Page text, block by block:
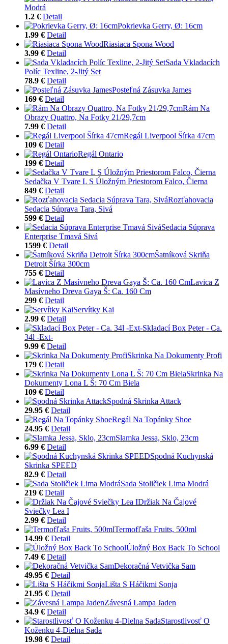
Modrá
1.2 € Detail
Pokrievka Gerry, Ø: 16cm
1.99 € Detail
Riasiaca Spona Wood
3.99 € Detail
Sada Vkladacích
Políc Texline, 2-Jitý Set
78.9 € Detail
Posteľná Zásuvka James
169 € Detail
Rám Na
Obrazy Quattro, Na Fotky 21/29,7cm
7.99 € Detail
Regál Liverpool Šírka 47cm
109 € Detail
Regál Ontario
199 € Detail
Sedačka V Tvare L S Úložným Priestorom Falco, Čierna
849 € Detail
Rozťahovacia
Sedacia Súprava Tara, Sivá
599 € Detail
Sedacia Súprava
Enterprise Tmavá Sivá
1599 € Detail
Šatníková Skriňa
Detroit Šírka 300cm
755 € Detail
Lavica Z
Masívneho Dreva Gaya Š: Ca. 160 Cm
299 € Detail
Servítky Kai
2.99 € Detail
Skladací Box Peter - Ca.
34l -Ext-
9.99 € Detail
Skrinka Na Dokumenty Profi
179 € Detail
Skrinka Na
Dokumenty Lona L Š: 70 Cm Biela
109 € Detail
Spodná Skrinka Attack
29.95 € Detail
Regál Na Topánky Shoe
24.95 € Detail
Slamka Jessa, Sklo, 23cm
6.99 € Detail
Spodná Kuchynská
Skrinka SPEED
82.9 € Detail
Sada Stoličiek Lima Modrá
219 € Detail
Držiak Na Čajové
Sviečky Lea I
2.99 € Detail
Termofľaša Fruits, 500ml
14.99 € Detail
Úložný Box Back To School
7.49 € Detail
Dekoračná Vetvička Sam
49.95 € Detail
Lišta S Háčikmi Sonja
21.95 € Detail
Závesná Lampa Jaden
34.9 € Detail
Starostlivosť O
Koženku 4-Dielna Sada
19.98 € Detail